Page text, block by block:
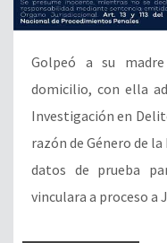
Golpeó a su
domicilio, con ella
Investigación en
razón de Género de
datos de prueba
vinculara a proceso a